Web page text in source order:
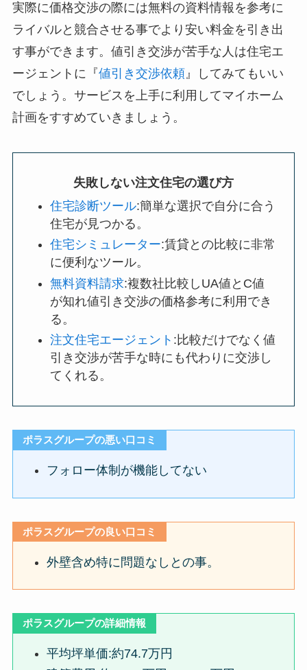
実際に価格交渉の際には無料の資料情報を参考に
ライバルと競合させる事でより安い料金を引き出
す事ができます。値引き交渉が苦手な人は住宅エ
ージェントに『値引き交渉依頼』してみてもいい
でしょう。サービスを上手に利用してマイホーム
計画をすすめていきましょう。
失敗しない注文住宅の選び方
住宅診断ツール:簡単な選択で自分に合う
住宅が見つかる。
住宅シミュレーター:賃貸との比較に非常
に便利なツール。
無料資料請求:複数社比較しUA値とC値
が知れ値引き交渉の価格参考に利用でき
る。
注文住宅エージェント :比較だけでなく値
引き交渉が苦手な時にも代わりに交渉し
てくれる。
ポラスグループの悪い口コミ
フォロー体制が機能してない
ポラスグループの良い口コミ
外壁含め特に問題なしとの事。
ポラスグループの詳細情報
平均坪単価:約74.7万円